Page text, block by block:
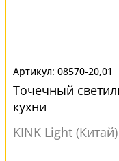
08570-20,01
Точечный
кухни
KINK Light (Китай)